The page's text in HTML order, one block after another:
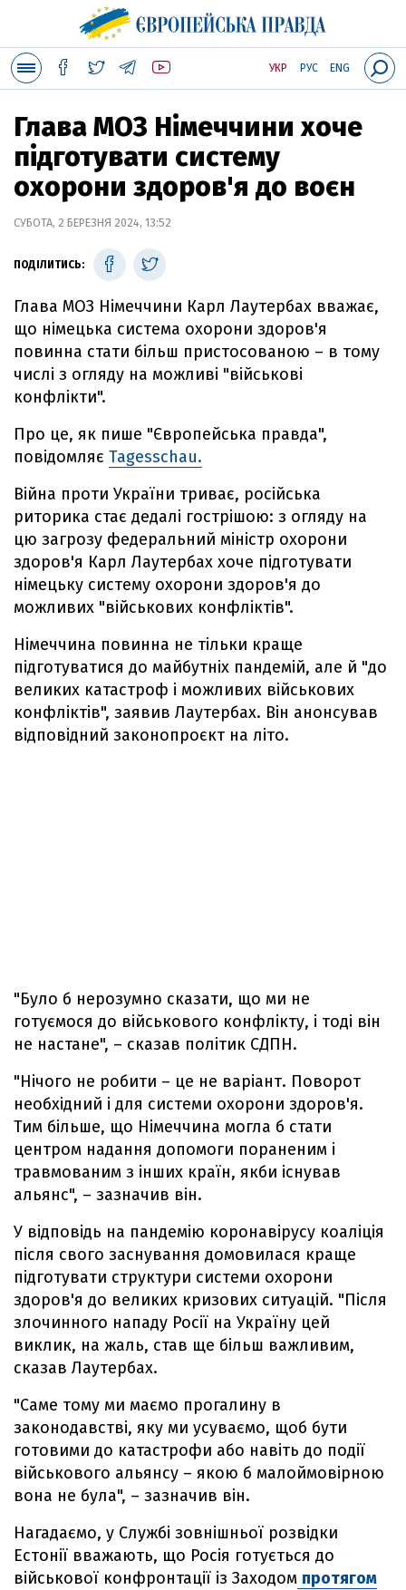
УКР РУС ENG
Глава МОЗ Німеччини хоче
підготувати систему
охорони здоров'я до воєн
СУБОТА, 2 БЕРЕЗНЯ 2024, 13:52
ПОДІЛИТИСЬ:
Глава МОЗ Німеччини Карл Лаутербах вважає,
що німецька система охорони здоров'я
повинна стати більш пристосованою – в тому
числі з огляду на можливі "військові
конфлікти".
Про це, як пише "Європейська правда",
повідомляє Tagesschau.
Війна проти України триває, російська
риторика стає дедалі гострішою: з огляду на
цю загрозу федеральний міністр охорони
здоров'я Карл Лаутербах хоче підготувати
німецьку систему охорони здоров'я до
можливих "військових конфліктів".
Німеччина повинна не тільки краще
підготуватися до майбутніх пандемій, але й "до
великих катастроф і можливих військових
конфліктів", заявив Лаутербах. Він анонсував
відповідний законопроєкт на літо.
"Було б нерозумно сказати, що ми не
готуємося до військового конфлікту, і тоді він
не настане", – сказав політик СДПН.
"Нічого не робити – це не варіант. Поворот
необхідний і для системи охорони здоров'я.
Тим більше, що Німеччина могла б стати
центром надання допомоги пораненим і
травмованим з інших країн, якби існував
альянс", – зазначив він.
У відповідь на пандемію коронавірусу коаліція
після свого заснування домовилася краще
підготувати структури системи охорони
здоров'я до великих кризових ситуацій. "Після
злочинного нападу Росії на Україну цей
виклик, на жаль, став ще більш важливим,
сказав Лаутербах.
"Саме тому ми маємо прогалину в
законодавстві, яку ми усуваємо, щоб бути
готовими до катастрофи або навіть до події
військового альянсу – якою б малоймовірною
вона не була", – зазначив він.
Нагадаємо, у Службі зовнішньої розвідки
Естонії вважають, що Росія готується до
військової конфронтації із Заходом протягом